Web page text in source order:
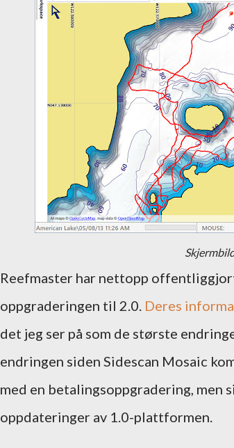
Reefmaster har nettopp
oppgraderingen til 2.0. Deres
det jeg ser på som de største
endringen siden Sidescan Mosaic
med en betalingsoppgradering, men
oppdateringer av 1.0-plattformen.